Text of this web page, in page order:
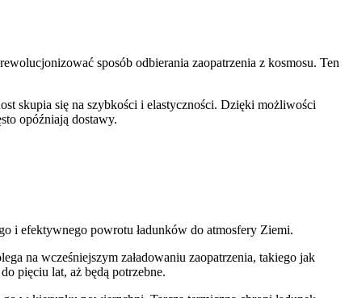
sposób odbierania zaopatrzenia z kosmosu. Ten
skupia się na szybkości i elastyczności. Dzięki możliwości
opóźniają dostawy.
i efektywnego powrotu ładunków do atmosfery Ziemi.
na wcześniejszym załadowaniu zaopatrzenia, takiego jak
pięciu lat, aż będą potrzebne.